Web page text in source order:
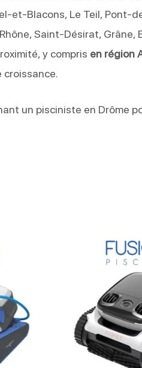
et-Blacons, Le Teil, Pont-
Saint-Désirat,
y compris en région
croissance.
un pisciniste en Drôme